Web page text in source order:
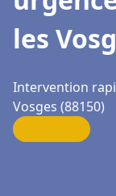
les
Intervention
Vosges (88150)